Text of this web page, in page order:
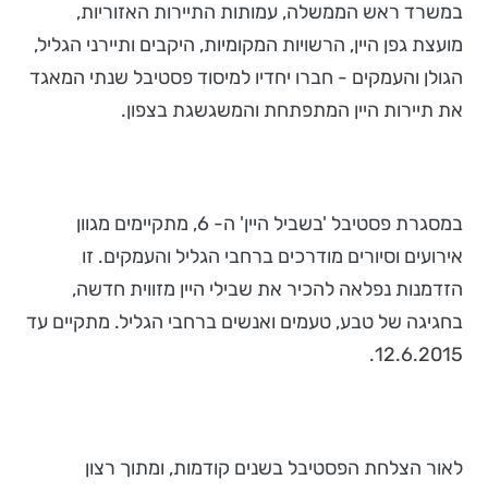
במשרד ראש הממשלה, עמותות התיירות האזוריות,
מועצת גפן היין, הרשויות המקומיות, היקבים ותיירני הגליל,
הגולן והעמקים - חברו יחדיו למיסוד פסטיבל שנתי המאגד
את תיירות היין המתפתחת והמשגשגת בצפון.
במסגרת פסטיבל 'בשביל היין' ה- 6, מתקיימים מגוון
אירועים וסיורים מודרכים ברחבי הגליל והעמקים. זו
הזדמנות נפלאה להכיר את שבילי היין מזווית חדשה,
בחגיגה של טבע, טעמים ואנשים ברחבי הגליל. מתקיים עד
12.6.2015.
לאור הצלחת הפסטיבל בשנים קודמות, ומתוך רצון